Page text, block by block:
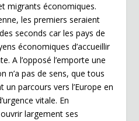
migrants économiques.
les premiers seraient
seconds car les pays de
économiques d’accueillir
A l’opposé l’emporte une
n’a pas de sens, que tous
parcours vers l’Europe en
vitale. En
largement ses